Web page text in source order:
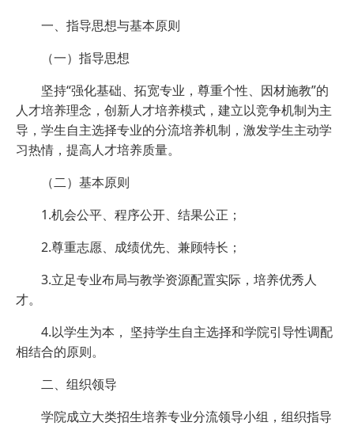
一、指导思想与基本原则
（一）指导思想
坚持“强化基础、拓宽专业，尊重个性、因材施教”的
人才培养理念，创新人才培养模式，建立以竞争机制为主
导，学生自主选择专业的分流培养机制，激发学生主动学
习热情，提高人才培养质量。
（二）基本原则
1.机会公平、程序公开、结果公正；
2.尊重志愿、成绩优先、兼顾特长；
3.立足专业布局与教学资源配置实际，培养优秀人
才。
4.以学生为本， 坚持学生自主选择和学院引导性调配
相结合的原则。
二、组织领导
学院成立大类招生培养专业分流领导小组，组织指导